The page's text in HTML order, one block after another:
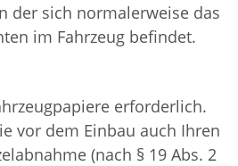
der sich normalerweise das
im Fahrzeug befindet.
erforderlich.
vor dem Einbau auch Ihren
(nach § 19 Abs. 2